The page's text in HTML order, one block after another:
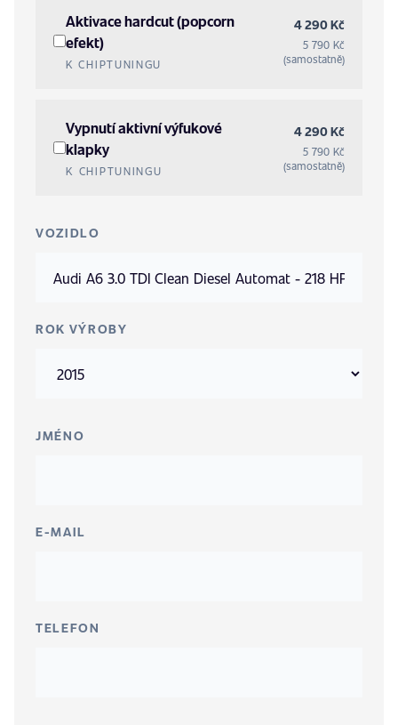
Aktivace hardcut (popcorn
efekt)
K CHIPTUNINGU
4 290 Kč
5 790 Kč
(samostatně)
Vypnutí aktivní výfukové
klapky
K CHIPTUNINGU
4 290 Kč
5 790 Kč
(samostatně)
VOZIDLO
ROK VÝROBY
JMÉNO
E-MAIL
TELEFON